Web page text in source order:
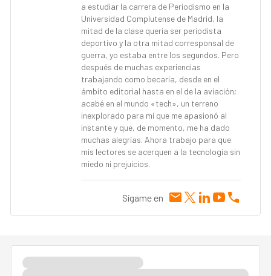
a estudiar la carrera de Periodismo en la
Universidad Complutense de Madrid, la
mitad de la clase quería ser periodista
deportivo y la otra mitad corresponsal de
guerra, yo estaba entre los segundos. Pero
después de muchas experiencias
trabajando como becaria, desde en el
ámbito editorial hasta en el de la aviación;
acabé en el mundo «tech», un terreno
inexplorado para mí que me apasionó al
instante y que, de momento, me ha dado
muchas alegrías. Ahora trabajo para que
mis lectores se acerquen a la tecnología sin
miedo ni prejuicios.
Sígame en